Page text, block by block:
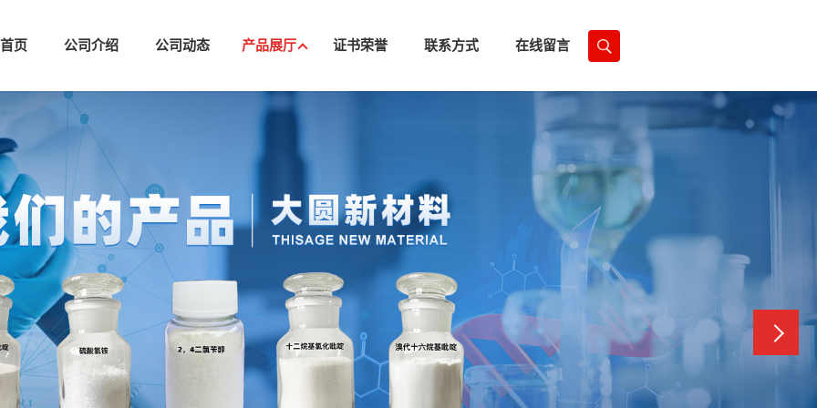
页 公司介绍 公司动态 产品展厅 证书荣誉 联系方式 在线留言